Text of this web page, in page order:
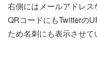
右側にはメールアドレス
QRコードにもTwitterの
ため名刺にも表示させて